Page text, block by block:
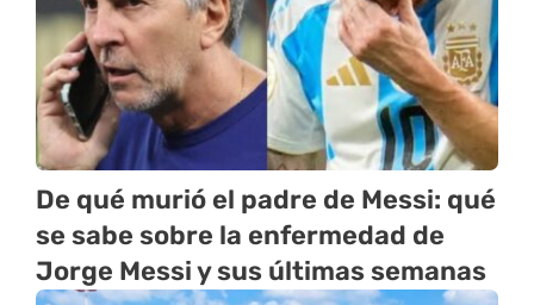
De qué murió el padre de Messi: qué
se sabe sobre la enfermedad de
Jorge Messi y sus últimas semanas